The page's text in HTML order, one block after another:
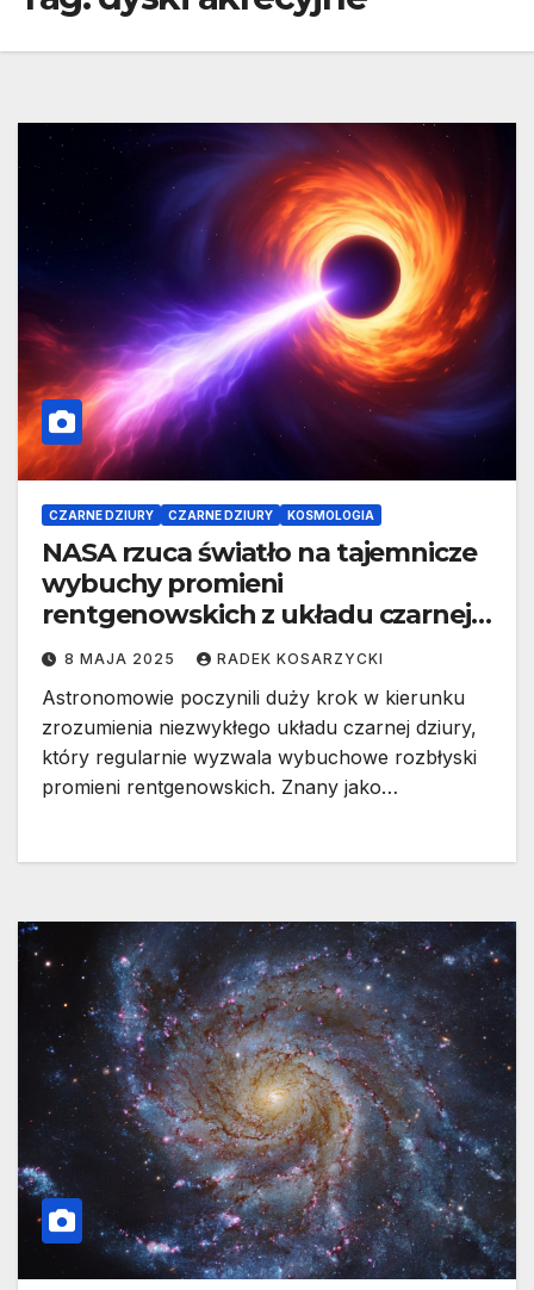
CZARNE DZIURY CZARNE DZIURY KOSMOLOGIA
NASA rzuca światło na tajemnicze
wybuchy promieni
rentgenowskich z układu czarnej
dziury „Ansky”
8 MAJA 2025 RADEK KOSARZYCKI
Astronomowie poczynili duży krok w kierunku
zrozumienia niezwykłego układu czarnej dziury,
który regularnie wyzwala wybuchowe rozbłyski
promieni rentgenowskich. Znany jako…